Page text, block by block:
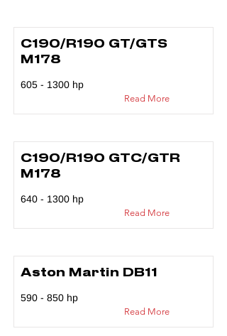
C190/R190 GT/GTS
M178
605 - 1300 hp
Read More
C190/R190 GTC/GTR
M178
640 - 1300 hp
Read More
Aston Martin DB11
590 - 850 hp
Read More